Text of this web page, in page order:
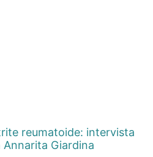
reumatoide: intervista
Annarita Giardina